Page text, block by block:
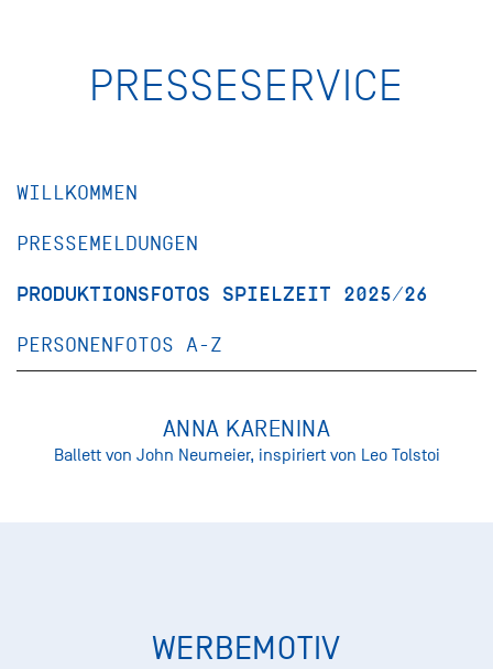
PRESSESERVICE
WILLKOMMEN
PRESSEMELDUNGEN
PRODUKTIONSFOTOS SPIELZEIT 2025/26
PERSONENFOTOS A-Z
ANNA KARENINA
Ballett von John Neumeier, inspiriert von Leo Tolstoi
WERBEMOTIV